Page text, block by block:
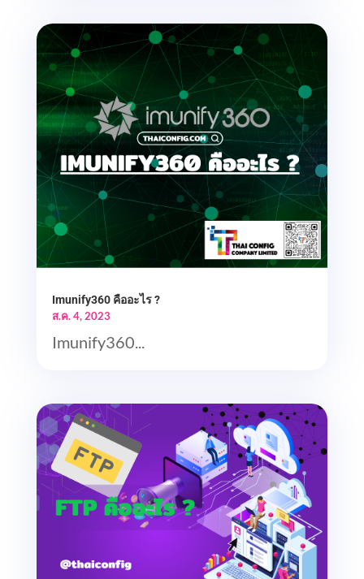
Imunify360 คืออะไร ?
ส.ค. 4, 2023
Imunify360...